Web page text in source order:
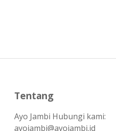
Tentang
Ayo Jambi Hubungi kami:
ayojambi@ayojambi.id